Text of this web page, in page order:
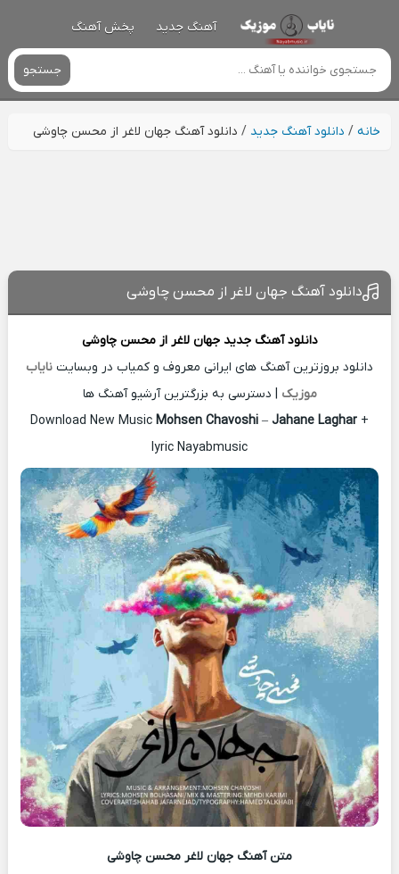
آهنگ جدید پخش آهنگ
جستجو
خانه/ دانلود آهنگ جدید / دانلود آهنگ جهان لاغر از محسن چاوشی
دانلود آهنگ جهان لاغر از محسن چاوشی
دانلود آهنگ جدید جهان لاغر ازمحسن چاوشی
دانلود بروزترین آهنگ های ایرانی معروف و کمیاب در وبسایت نایاب
موزیک | دسترسی به بزرگترین آرشیو آهنگ ها
Download New Music Mohsen Chavoshi – Jahane Laghar +
lyric Nayabmusic
متن آهنگ جهان لاغر محسن چاوشی